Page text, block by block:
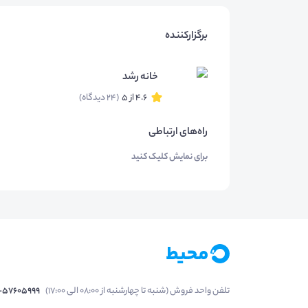
برگزارکننده
خانه رشد
4.6 از 5 (24 دیدگاه)
راه‌های ارتباطی
برای نمایش کلیک کنید
تلفن واحد فروش (شنبه تا چهارشنبه از 08:00 الی 17:00) 57605999